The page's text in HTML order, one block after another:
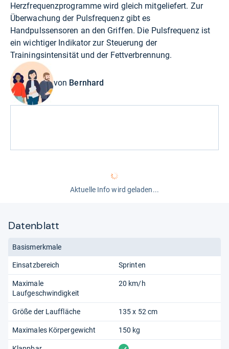
Herzfrequenzprogramme wird gleich mitgeliefert. Zur
Überwachung der Pulsfrequenz gibt es
Handpulssensoren an den Griffen. Die Pulsfrequenz ist
ein wichtiger Indikator zur Steuerung der
Trainingsintensität und der Fettverbrennung.
von Bernhard
Aktuelle Info wird geladen...
Datenblatt
Basismerkmale
Einsatzbereich Sprinten
Maximale
Laufgeschwindigkeit
20 km/h
Größe der Lauffläche 135 x 52 cm
Maximales Körpergewicht 150 kg